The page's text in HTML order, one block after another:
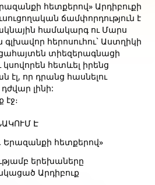
հետքերով» Արդիբուքի
ճամփորդություն է
համակարգ ու Մարս
հերոսուհու` Աստղիկի
տիեզերագնացի
հետևել իրենց
էլ, որ դրանց հասնելու
լինի:
Է
Երազանքի հետքերով»
երեխաները
Արդիբուք